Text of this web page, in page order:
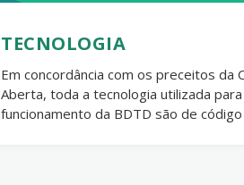
TECNOLOGIA
Em concordância com os preceitos da
Aberta, toda a tecnologia utilizada
funcionamento da BDTD são de